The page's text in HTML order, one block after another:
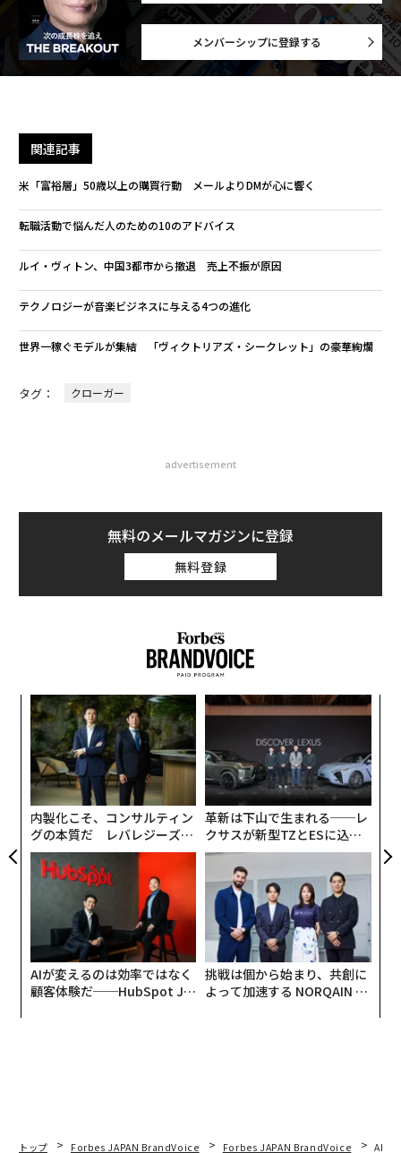
メンバーシップに登録する
関連記事
米「富裕層」50歳以上の購買行動 メールよりDMが心に響く
転職活動で悩んだ人のための10のアドバイス
ルイ・ヴィトン、中国3都市から撤退 売上不振が原因
テクノロジーが音楽ビジネスに与える4つの進化
世界一稼ぐモデルが集結 「ヴィクトリアズ・シークレット」の豪華絢爛
タグ： クローガー
advertisement
無料のメールマガジンに登録
無料登録
内製化こそ、コンサルティン
グの本質だ レバレジーズが
実践する、次世代ファームの
全貌
革新は下山で生まれる──レ
クサスが新型TZとESに込め
た「DISCOVER」の哲学
AIが変えるのは効率ではなく
顧客体験だ──HubSpot Ja
挑戦は個から始まり、共創に
よって加速する NORQAIN JA
トップ Forbes JAPAN BrandVoice Forbes JAPAN BrandVoice AIが